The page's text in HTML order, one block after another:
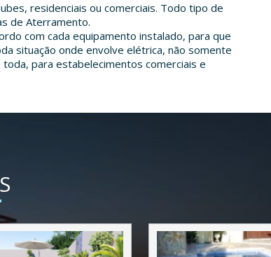
residenciais ou comerciais. Todo tipo de
de Aterramento.
com cada equipamento instalado, para que
situação onde envolve elétrica, não somente
para estabelecimentos comerciais e